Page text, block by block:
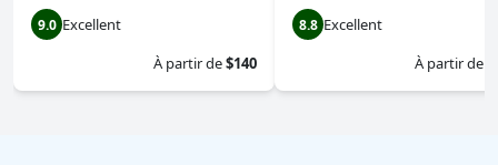
9.0 Excellent
À partir de$140
8.8 Excellent
À partir de